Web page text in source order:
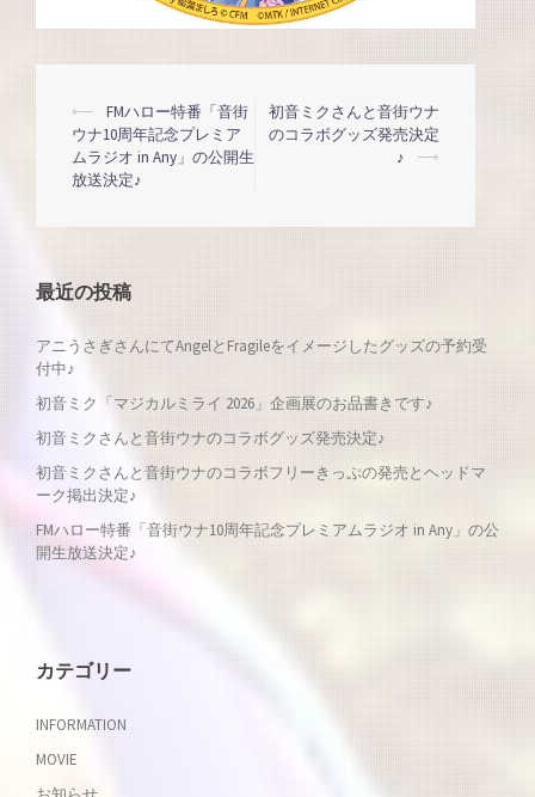
投
稿
ナ
ビ
ゲ
ー
シ
ョ
ン
⟵
FMハロー特番「音街
ウナ10周年記念プレミア
ムラジオ in Any」の公開生
放送決定♪
初音ミクさんと音街ウナ
のコラボグッズ発売決定
♪
⟶
最近の投稿
アニうさぎさんにてAngelとFragileをイメージしたグッズの予約受
付中♪
初音ミク「マジカルミライ 2026」企画展のお品書きです♪
初音ミクさんと音街ウナのコラボグッズ発売決定♪
初音ミクさんと音街ウナのコラボフリーきっぷの発売とヘッドマ
ーク掲出決定♪
FMハロー特番「音街ウナ10周年記念プレミアムラジオ in Any」の公
開生放送決定♪
カテゴリー
INFORMATION
MOVIE